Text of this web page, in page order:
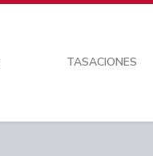
TASACIONES